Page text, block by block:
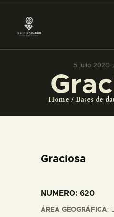
5 julio 2020
Home Bases de
PREPARAR
COLECCIONES
Graciosa
NUMERO: 620
ÁREA GEOGRÁFICA: